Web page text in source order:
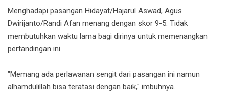
Menghadapi pasangan Hidayat/Hajarul Aswad, Agus
Dwirijanto/Randi Afan menang dengan skor 9-5. Tidak
membutuhkan waktu lama bagi dirinya untuk memenangkan
pertandingan ini.
"Memang ada perlawanan sengit dari pasangan ini namun
alhamdulillah bisa teratasi dengan baik," imbuhnya.